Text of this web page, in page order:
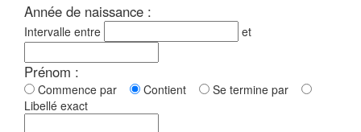
Année de naissance :
Intervalle entre et
Prénom :
Commence par Contient
Se termine par
Libellé exact